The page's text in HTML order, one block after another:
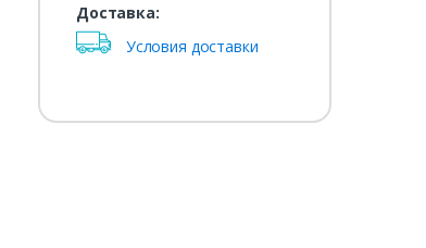
Доставка:
Условия доставки